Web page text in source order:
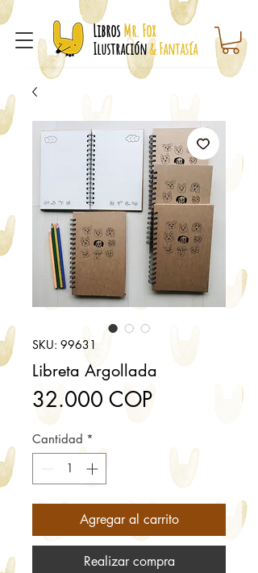
LibrosMr. Fox
Ilustración& Fantasía
SKU: 99631
Libreta Argollada
32.000 COPPrecio
Cantidad *
Agregar al carrito
Realizar compra